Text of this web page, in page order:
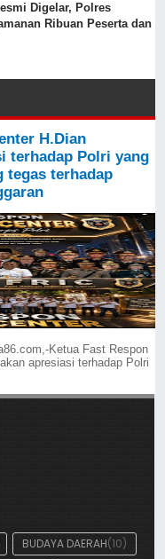
Digelar, Polres
Ribuan Peserta dan
H.Dian
terhadap Polri yang
tegas terhadap
Ketua Fast Respon
apresiasi terhadap Polri
BUDAYA DAERAH(10)